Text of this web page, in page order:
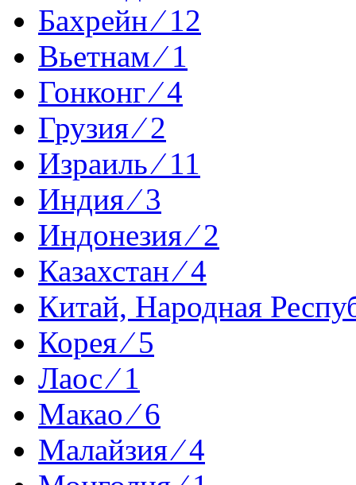
Бахрейн ⁄ 12
Вьетнам ⁄ 1
Гонконг ⁄ 4
Грузия ⁄ 2
Израиль ⁄ 11
Индия ⁄ 3
Индонезия ⁄ 2
Казахстан ⁄ 4
Китай, Народная
Корея ⁄ 5
Лаос ⁄ 1
Макао ⁄ 6
Малайзия ⁄ 4